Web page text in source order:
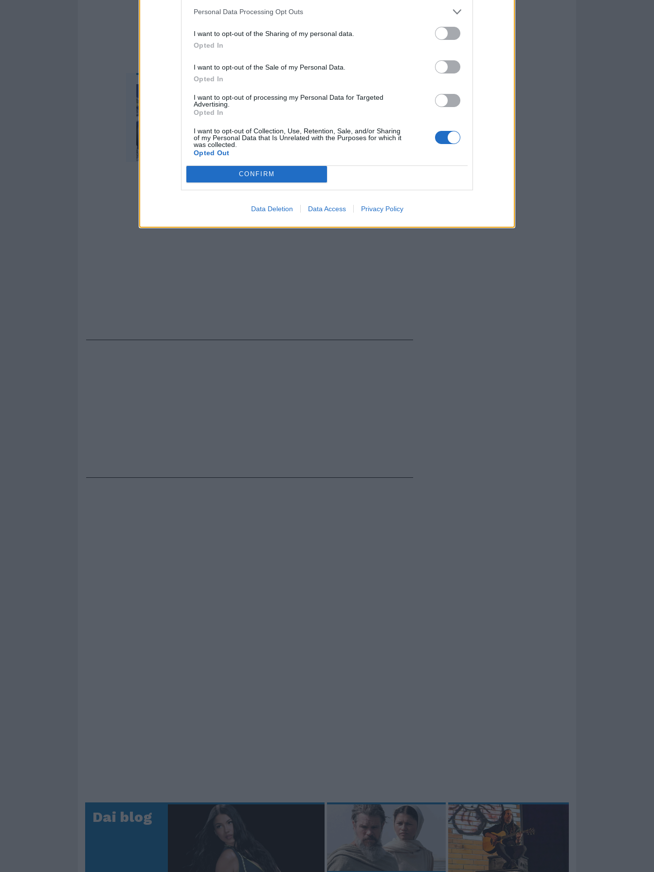
Personal Data Processing Opt Outs
I want to opt-out of the Sharing of my personal data.
Opted In
I want to opt-out of the Sale of my Personal Data.
Opted In
I want to opt-out of processing my Personal Data for Targeted
Advertising.
Opted In
I want to opt-out of Collection, Use, Retention, Sale, and/or Sharing
of my Personal Data that Is Unrelated with the Purposes for which it
was collected.
Opted Out
CONFIRM
Data Deletion Data Access Privacy Policy
ufficiale: con la Lamorgese al Viminale porti
spalancati e rave party assicurati".
Ucraina, Meloni attacca:
Dai blog